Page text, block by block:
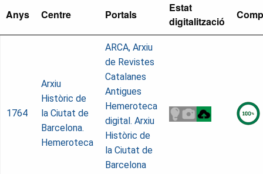
Anys Centre Portals
Estat
digitalització
1764
Arxiu
Històric de
la Ciutat de
Barcelona.
Hemeroteca
ARCA, Arxiu
de Revistes
Catalanes
Antigues
Hemeroteca
digital. Arxiu
Històric de
la Ciutat de
Barcelona